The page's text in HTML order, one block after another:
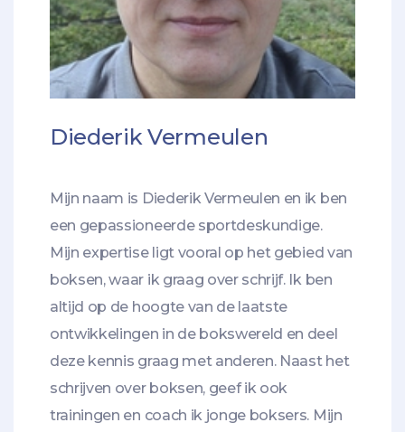
Diederik Vermeulen
Mijn naam is Diederik Vermeulen en ik ben
een gepassioneerde sportdeskundige.
Mijn expertise ligt vooral op het gebied van
boksen, waar ik graag over schrijf. Ik ben
altijd op de hoogte van de laatste
ontwikkelingen in de bokswereld en deel
deze kennis graag met anderen. Naast het
schrijven over boksen, geef ik ook
trainingen en coach ik jonge boksers. Mijn